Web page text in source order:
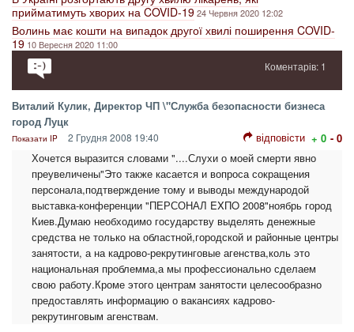
прийматимуть хворих на COVID-1924 Червня 2020 12:02
Волинь має кошти на випадок другої хвилі поширення COVID-
19 10 Вересня 2020 11:00
Коментарів: 1
Виталий Кулик, Директор ЧП \"Служба безопасности бизнеса
город Луцк
Показати IP 2 Грудня 2008 19:40 відповісти + 0 - 0
Хочется выразится словами "....Слухи о моей смерти явно
преувеличены"Это также касается и вопроса сокращения
персонала,подтверждение тому и выводы международой
выставка-конференции "ПЕРСОНАЛ EXПO 2008"ноябрь город
Киев.Думаю необходимо государству выделять денежные
средства не только на областной,городской и районные центры
занятости, а на кадрово-рекрутинговые агенства,коль это
национальная проблемма,а мы профессионально сделаем
свою работу.Кроме этого центрам занятости целесообразно
предоставлять информацию о вакансиях кадрово-
рекрутинговым агенствам.